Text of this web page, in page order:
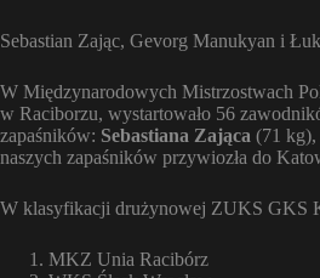
Sebastian Zając, Gevorg Manukyan i
W Międzynarodowych Mistrzostwach
w Raciborzu, wystartowało 56
zapaśników: Sebastiana Zająca (71 kg),
naszych zapaśników przywiozła do
W klasyfikacji drużynowej ZUKS GKS
MKZ Unia Racibórz